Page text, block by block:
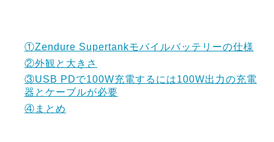
①Zendure Supertankモバイルバッテリーの仕様
②外観と大きさ
③USB PDで100W充電するには100W出力の充電
器とケーブルが必要
④まとめ